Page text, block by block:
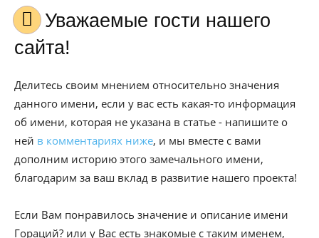
Уважаемые гости нашего
сайта!
Делитесь своим мнением относительно значения
данного имени, если у вас есть какая-то информация
об имени, которая не указана в статье - напишите о
ней в комментариях ниже, и мы вместе с вами
дополним историю этого замечального имени,
благодарим за ваш вклад в развитие нашего проекта!
Если Вам понравилось значение и описание имени
Гораций? или у Вас есть знакомые с таким именем,